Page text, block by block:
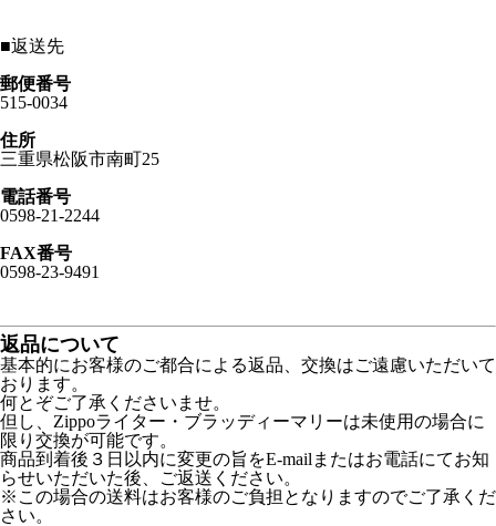
■返送先
郵便番号
515-0034
住所
三重県松阪市南町25
電話番号
0598-21-2244
FAX番号
0598-23-9491
返品について
基本的にお客様のご都合による返品、交換はご遠慮いただいて
おります。
何とぞご了承くださいませ。
但し、Zippoライター・ブラッディーマリーは未使用の場合に
限り交換が可能です。
商品到着後３日以内に変更の旨をE-mailまたはお電話にてお知
らせいただいた後、ご返送ください。
※この場合の送料はお客様のご負担となりますのでご了承くだ
さい。